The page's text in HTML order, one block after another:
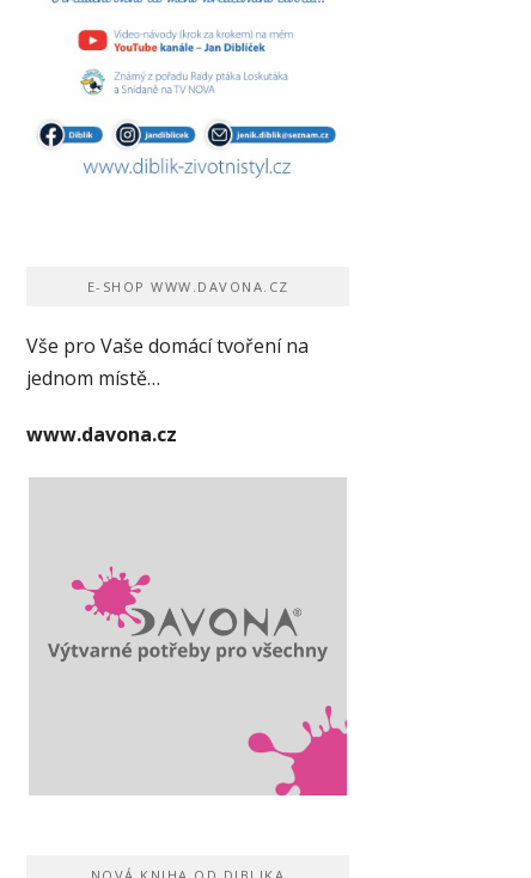
E-SHOP WWW.DAVONA.CZ
Vše pro Vaše domácí tvoření na
jednom místě…
www.davona.cz